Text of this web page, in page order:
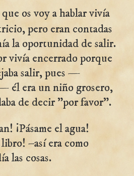
os voy a hablar vivía
pero eran contadas
la oportunidad de salir.
vivía encerrado porque
salir, pues —
él era un niño grosero,
de decir "por favor".
¡Pásame el agua!
–así era como
las cosas.